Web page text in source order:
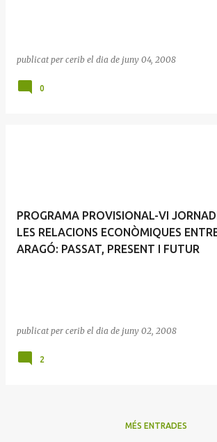
publicat per cerib el dia de juny 04, 2008
0
PROGRAMA PROVISIONAL-VI
LES RELACIONS ECONÒMIQUES
ARAGÓ: PASSAT, PRESENT I FUTUR
publicat per cerib el dia de juny 02, 2008
2
MÉS ENTRADES